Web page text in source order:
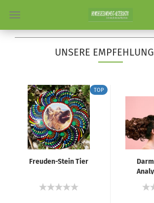
UNSERE
TOP
Freuden-Stein Tier